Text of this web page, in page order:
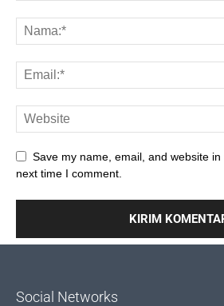
Save my name, email, and website
next time I comment.
Social Networks